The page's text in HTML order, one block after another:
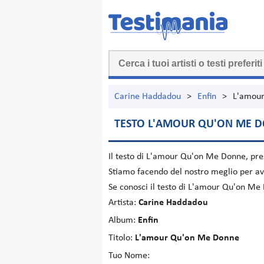
Carine Haddadou > Enfin >
TESTO L'AMOUR QU'ON ME
Il testo di L'amour Qu'on Me Donne,
Stiamo facendo del nostro meglio per
Se conosci il testo di L'amour Qu'on
Artista: Carine Haddadou
Album: Enfin
Titolo: L'amour Qu'on Me Donne
Tuo Nome: